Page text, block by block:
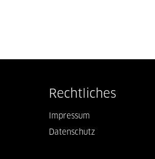
Rechtliches
Impressum
Datenschutz